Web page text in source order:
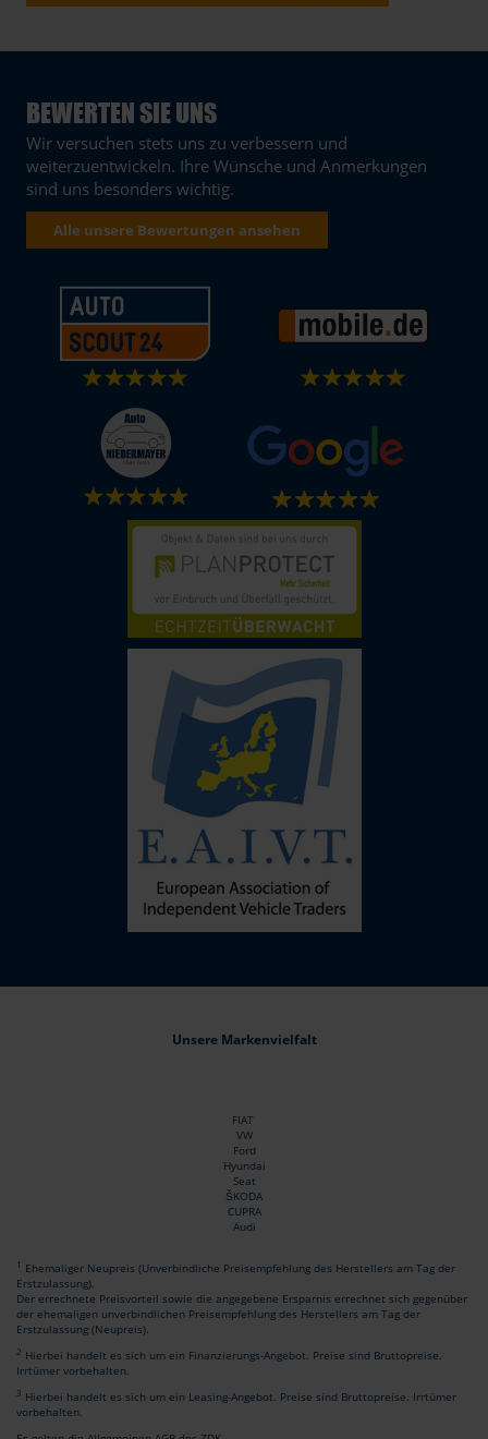
BEWERTEN SIE UNS
Wir versuchen stets uns zu verbessern und
weiterzuentwickeln. Ihre Wünsche und Anmerkungen
sind uns besonders wichtig.
Alle unsere Bewertungen ansehen
Unsere Markenvielfalt
FIAT
VW
Ford
Hyundai
Seat
ŠKODA
CUPRA
Audi
1 Ehemaliger Neupreis (Unverbindliche Preisempfehlung des Herstellers am Tag der
Erstzulassung).
Der errechnete Preisvorteil sowie die angegebene Ersparnis errechnet sich gegenüber
der ehemaligen unverbindlichen Preisempfehlung des Herstellers am Tag der
Erstzulassung (Neupreis).
2 Hierbei handelt es sich um ein Finanzierungs-Angebot. Preise sind Bruttopreise.
Irrtümer vorbehalten.
3 Hierbei handelt es sich um ein Leasing-Angebot. Preise sind Bruttopreise. Irrtümer
vorbehalten.